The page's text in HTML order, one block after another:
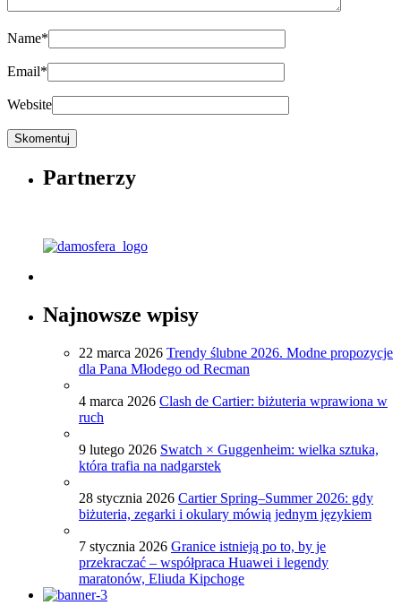
Name*
Email*
Website
Partnerzy
Najnowsze wpisy
22 marca 2026 Trendy ślubne 2026. Modne propozycje
dla Pana Młodego od Recman
4 marca 2026 Clash de Cartier: biżuteria wprawiona w
ruch
9 lutego 2026 Swatch × Guggenheim: wielka sztuka,
która trafia na nadgarstek
28 stycznia 2026 Cartier Spring–Summer 2026: gdy
biżuteria, zegarki i okulary mówią jednym językiem
7 stycznia 2026 Granice istnieją po to, by je
przekraczać – współpraca Huawei i legendy
maratonów, Eliuda Kipchoge